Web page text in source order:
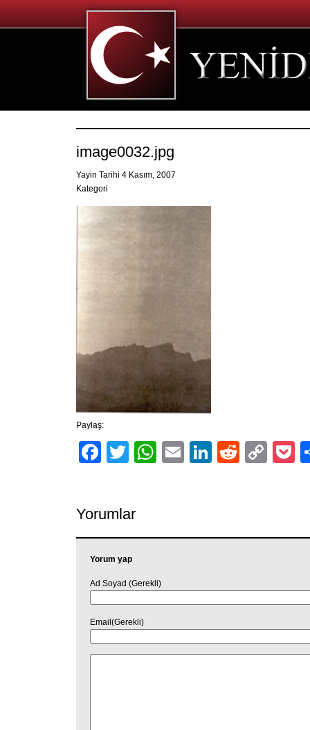
image0032.jpg
Yayin Tarihi 4 Kasım, 2007
Kategori
Paylaş:
Facebook
TwitterWhatsApp
EmailLinkedIn
Reddit
Yorumlar
Yorum yap
Ad Soyad (Gerekli)
Email(Gerekli)